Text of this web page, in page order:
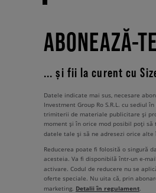
ABONEAZĂ-
... și fii la curent cu
Datele indicate mai sus, necesare
Investment Group Ro S.R.L. cu sediul
trimiterii de materiale publicitare și
moment și în orice mod posibil poți să
datele tale și să ne adresezi orice alte
Reducerea poate fi folosită o singură
acesteia. Va fi disponibilă într-un e-
activare. Codul de reducere nu se
oferte speciale. Nu uita că, prin
marketing. Detalii în regulament.